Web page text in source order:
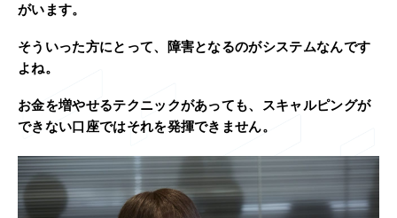
がいます。
そういった方にとって、障害となるのがシステムなんです
よね。
お金を増やせるテクニックがあっても、スキャルピングが
できない口座ではそれを発揮できません。